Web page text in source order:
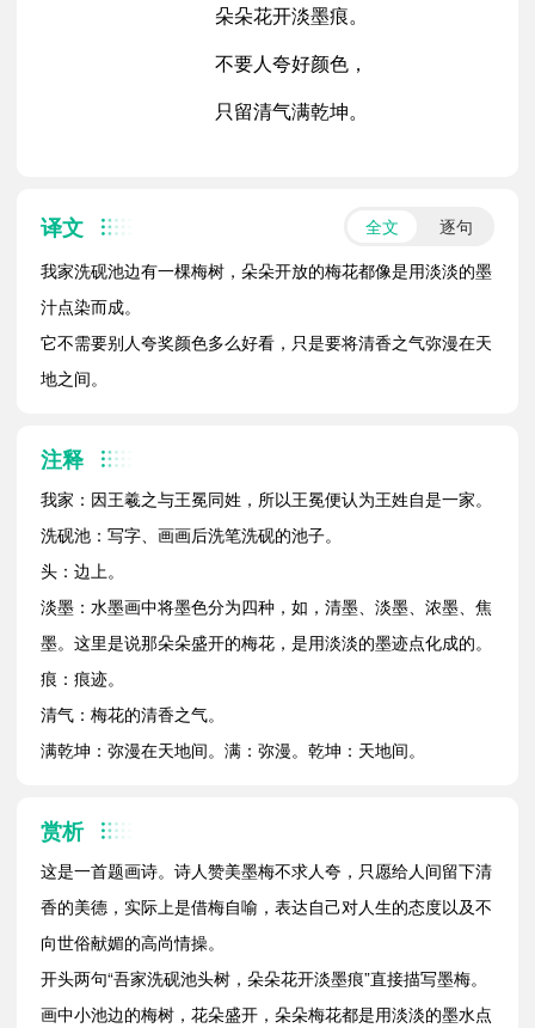
朵朵花开淡墨痕。
不要人夸好颜色，
只留清气满乾坤。
译文 全文
逐句
我家洗砚池边有一棵梅树，朵朵开放的梅花都像是用淡淡的墨
汁点染而成。
它不需要别人夸奖颜色多么好看，只是要将清香之气弥漫在天
地之间。
注释
我家：因王羲之与王冕同姓，所以王冕便认为王姓自是一家。
洗砚池：写字、画画后洗笔洗砚的池子。
头：边上。
淡墨：水墨画中将墨色分为四种，如，清墨、淡墨、浓墨、焦
墨。这里是说那朵朵盛开的梅花，是用淡淡的墨迹点化成的。
痕：痕迹。
清气：梅花的清香之气。
满乾坤：弥漫在天地间。满：弥漫。乾坤：天地间。
赏析
这是一首题画诗。诗人赞美墨梅不求人夸，只愿给人间留下清
香的美德，实际上是借梅自喻，表达自己对人生的态度以及不
向世俗献媚的高尚情操。
开头两句“吾家洗砚池头树，朵朵花开淡墨痕”直接描写墨梅。
画中小池边的梅树，花朵盛开，朵朵梅花都是用淡淡的墨水点